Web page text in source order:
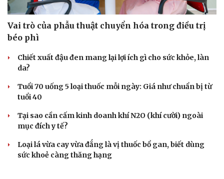
Vai trò của phẫu thuật chuyển hóa trong điều trị
béo phì
Chiết xuất đậu đen mang lại lợi ích gì cho sức khỏe, làn
da?
Tuổi 70 uống 5 loại thuốc mỗi ngày: Giá như chuẩn bị từ
tuổi 40
Tại sao cần cấm kinh doanh khí N2O (khí cười) ngoài
mục đích y tế?
Loại lá vừa cay vừa đắng là vị thuốc bổ gan, biết dùng
sức khoẻ càng thăng hạng